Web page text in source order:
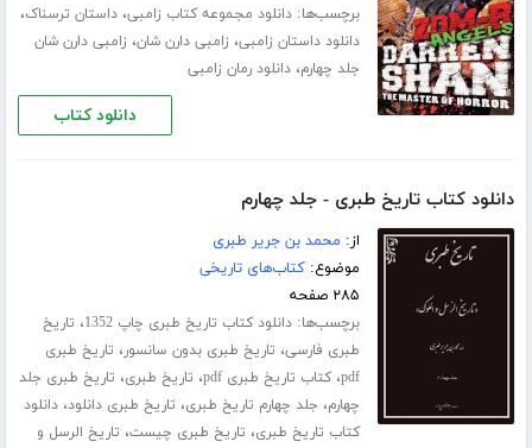
برچسب‌ها:دانلود مجموعه کتاب زامبی،داستان ترسناک،
دانلود داستان زامبی، زامبی دارن شان، زامبی دارن شان
جلد چهارم،دانلود رمان زامبی
دانلود کتاب
دانلود کتاب تاریخ طبری - جلد چهارم
از: محمد بن جریر طبری
موضوع:کتاب‌های تاریخی
۲۸۵ صفحه
برچسب‌ها:دانلود کتاب تاریخ طبری چاپ 1352 ، تاریخ
طبری فارسی، تاریخ طبری بدون سانسور، تاریخ طبری
pdf،کتاب تاریخ طبری pdf ، تاریخ طبری، تاریخ طبری جلد
چهارم، جلد چهارم تاریخ طبری، تاریخ طبری دانلود،دانلود
کتاب تاریخ طبری، تاریخ طبری چیست، تاریخ الرسل و